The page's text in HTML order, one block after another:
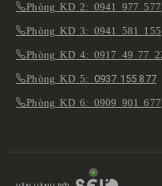
Phòng KD 2: 0941 977 577
Phòng KD 3: 0941 581 155
Phòng KD 4: 0917 49 77
Phòng KD 5: 0937 155 877
Phòng KD 6: 0909 901 677